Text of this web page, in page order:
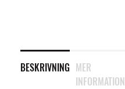
BESKRIVNING MER
INFORMATION